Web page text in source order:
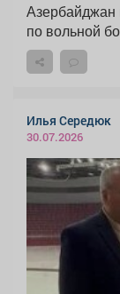
Азербайджан
по вольной
Илья Середюк
30.07.2026